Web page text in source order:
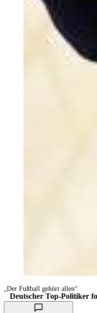
„Der Fußball gehört allen“
Deutscher Top-Politiker